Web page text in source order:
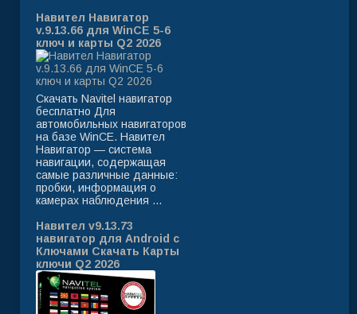
Навител Навигатор
v.9.13.66 для WinCE 5-6
ключ и карты Q2 2026
Скачать Navitel навигатор
бесплатно Для
автомобильных навигаторов
на базе WinCE. Навител
Навигатор — система
навигации, содержащая
самые различные данные:
пробки, информация о
камерах наблюдения ...
Навител v9.13.73
навигатор для Android с
Ключами Скачать Карты
ключи Q2 2026